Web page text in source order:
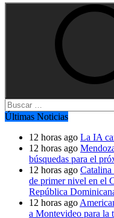
Buscar:
Últimas Noticias
12 horas ago La IA
12 horas ago
búsquedas para el
12 horas ago Catalina
de primer nivel en el
República
12 horas ago
a Montevideo para la